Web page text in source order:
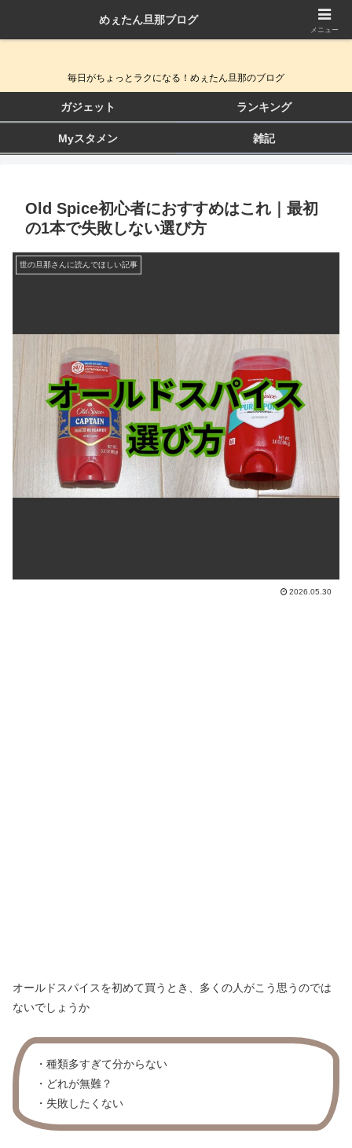
QOL向上ガジェット＆生活改善ブログ
毎日がちょっとラクになる！めぇたん旦那のブログ
ガジェット ランキング
Myスタメン 雑記
Old Spice初心者におすすめはこれ｜最初
の1本で失敗しない選び方
世の旦那さんに読んでほしい記事
2026.05.30
オールドスパイスを初めて買うとき、多くの人がこう思うのでは
ないでしょうか
・種類多すぎて分からない
・どれが無難？
・失敗したくない
めぇたん旦那ブログ
メニュー